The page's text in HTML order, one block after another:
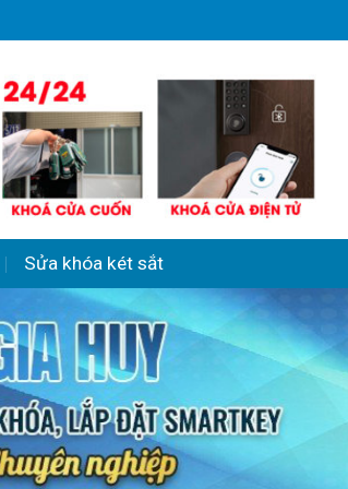
Sửa khóa két sắt